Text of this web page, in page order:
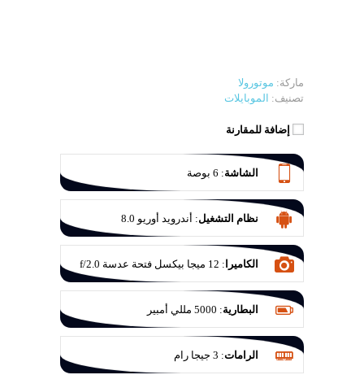
ماركة: موتورولا
تصنيف: الموبايلات
إضافة للمقارنة
الشاشة: 6 بوصة
نظام التشغيل: أندرويد أوريو 8.0
الكاميرا : 12 ميجا بيكسل فتحة عدسة f/2.0
البطارية: 5000 مللي أمبير
الرامات: 3 جيجا رام